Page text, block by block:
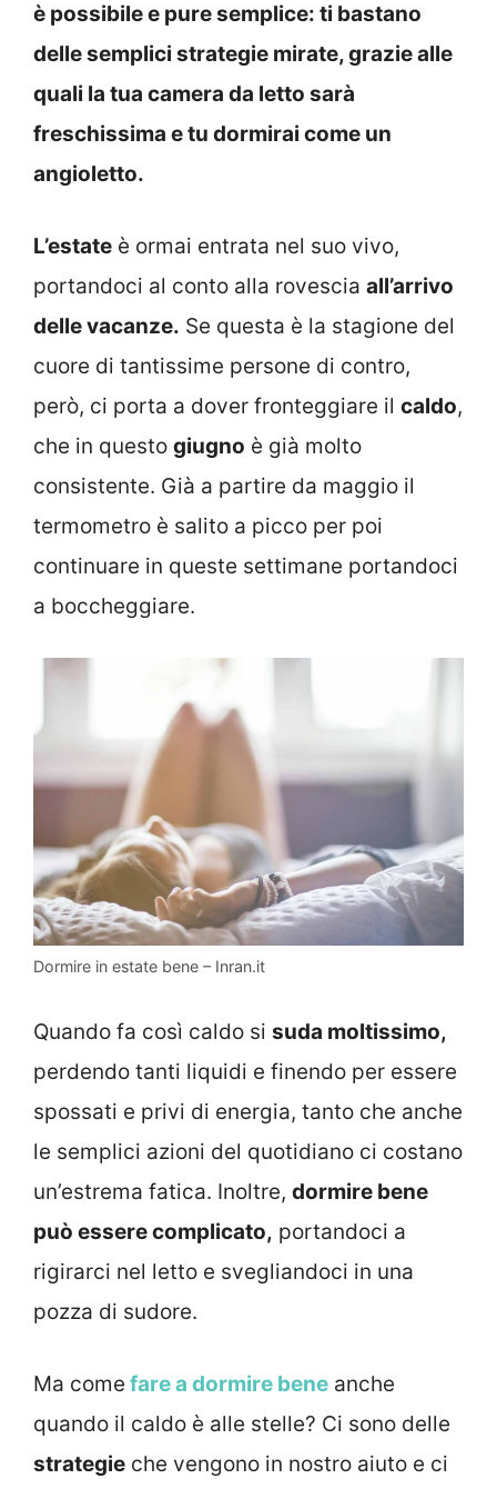
è possibile e pure semplice: ti bastano
delle semplici strategie mirate, grazie alle
quali la tua camera da letto sarà
freschissima e tu dormirai come un
angioletto.
L’estate è ormai entrata nel suo vivo,
portandoci al conto alla rovescia all’arrivo
delle vacanze. Se questa è la stagione del
cuore di tantissime persone di contro,
però, ci porta a dover fronteggiare il caldo,
che in questo giugno è già molto
consistente. Già a partire da maggio il
termometro è salito a picco per poi
continuare in queste settimane portandoci
a boccheggiare.
Dormire in estate bene – Inran.it
Quando fa così caldo si suda moltissimo,
perdendo tanti liquidi e finendo per essere
spossati e privi di energia, tanto che anche
le semplici azioni del quotidiano ci costano
un’estrema fatica. Inoltre, dormire bene
può essere complicato, portandoci a
rigirarci nel letto e svegliandoci in una
pozza di sudore.
Ma come fare a dormire bene anche
quando il caldo è alle stelle? Ci sono delle
strategie che vengono in nostro aiuto e ci